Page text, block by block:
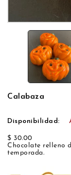
Calabaza
Disponibilidad:
$ 30.00
Chocolate relleno
temporada.